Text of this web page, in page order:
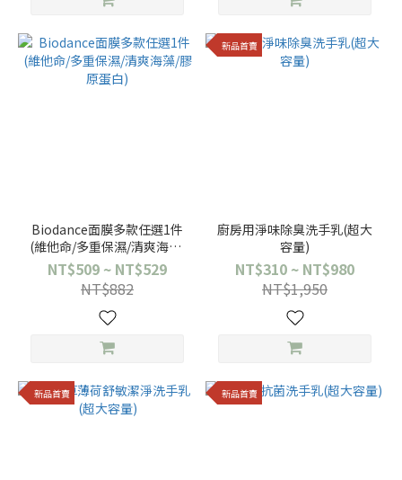
Biodance面膜多款任選1件
(維他命/多重保濕/清爽海藻/
膠原蛋白)
NT$509 ~ NT$529
NT$882
新品首賣
廚房用淨味除臭洗手乳(超大
容量)
NT$310 ~ NT$980
NT$1,950
新品首賣 新品首賣